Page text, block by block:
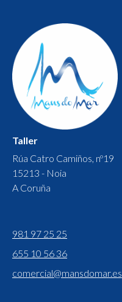
Taller
Rúa Catro Camiños, nº19
15213 - Noia
A Coruña
981 97 25 25
655 10 56 36
comercial@mansdomar.es